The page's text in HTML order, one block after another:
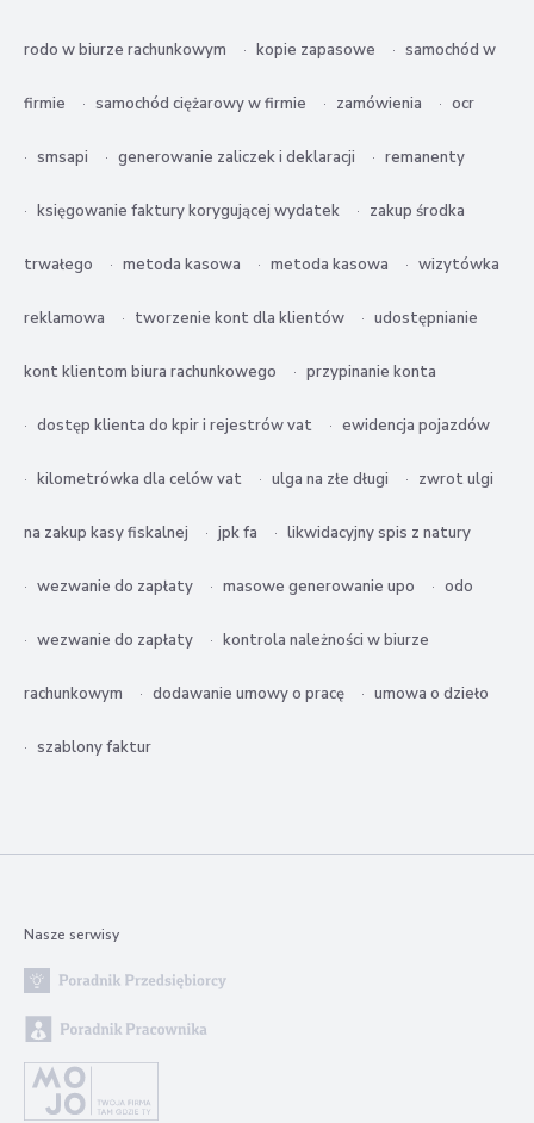
rodo w biurze rachunkowym kopie zapasowe samochód w
firmie samochód ciężarowy w firmie zamówienia ocr
smsapi generowanie zaliczek i deklaracji remanenty
księgowanie faktury korygującej wydatek zakup środka
trwałego metoda kasowa metoda kasowa wizytówka
reklamowa tworzenie kont dla klientów udostępnianie
kont klientom biura rachunkowego przypinanie konta
dostęp klienta do kpir i rejestrów vat ewidencja pojazdów
kilometrówka dla celów vat ulga na złe długi zwrot ulgi
na zakup kasy fiskalnej jpk fa likwidacyjny spis z natury
wezwanie do zapłaty masowe generowanie upo odo
wezwanie do zapłaty kontrola należności w biurze
rachunkowym dodawanie umowy o pracę umowa o dzieło
szablony faktur
Nasze serwisy